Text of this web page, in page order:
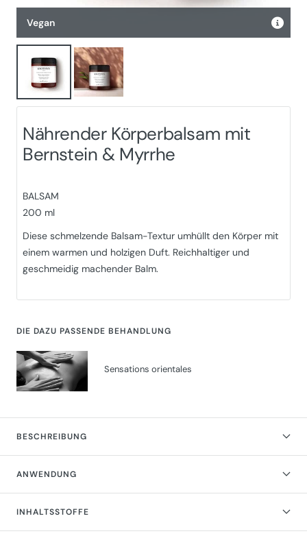
Vegan
Nährender Körperbalsam mit
Bernstein & Myrrhe
BALSAM
200 ml
Diese schmelzende Balsam-Textur umhüllt den Körper mit
einem warmen und holzigen Duft. Reichhaltiger und
geschmeidig machender Balm.
BESCHREIBUNG
ANWENDUNG
INHALTSSTOFFE
DIE DAZU PASSENDE BEHANDLUNG
Sensations orientales